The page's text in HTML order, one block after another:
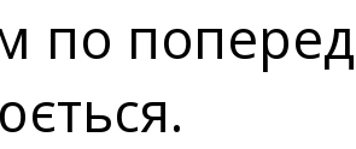
по